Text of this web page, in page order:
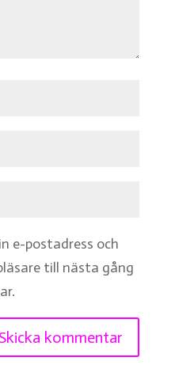
e-postadress och
till nästa gång